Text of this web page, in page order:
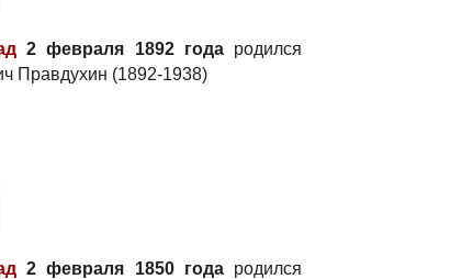
2 февраля 1892 годародился
Правдухин (1892-1938)
2 февраля 1850 года родился